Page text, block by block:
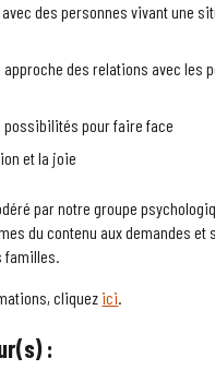
des personnes vivant une
approche des relations avec les
possibilités pour faire face
et la joie
par notre groupe
du contenu aux demandes et
familles.
cliquez ici.
: